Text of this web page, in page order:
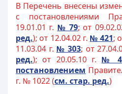
В Перечень внесены
с постановлениями
19.01.01 г. № 79; от
ред.); от 12.04.02 г. № 421;
11.03.04 г. № 303; от
ред.); от 20.05.10 г. №
постановлением
г. № 1022 (см. стар. ред.)